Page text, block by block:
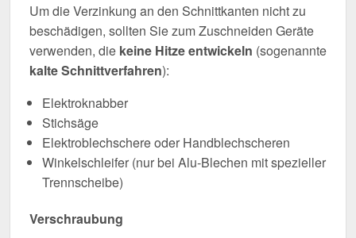
Um die Verzinkung an den Schnittkanten nicht zu
beschädigen, sollten Sie zum Zuschneiden Geräte
verwenden, die keine Hitze entwickeln (sogenannte
kalte Schnittverfahren):
Elektroknabber
Stichsäge
Elektroblechschere oder Handblechscheren
Winkelschleifer (nur bei Alu-Blechen mit spezieller
Trennscheibe)
Verschraubung